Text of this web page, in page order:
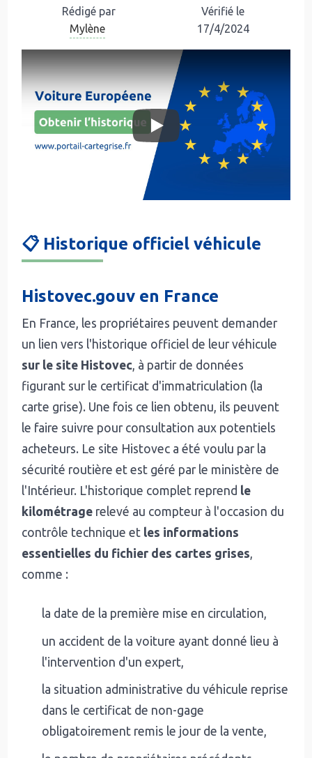
Rédigé par
Mylène
Vérifié le
17/4/2024
📋 Historique officiel véhicule
Histovec.gouv en France
En France, les propriétaires peuvent demander
un lien vers l'historique officiel de leur véhicule
sur le site Histovec, à partir de données
figurant sur le certificat d'immatriculation (la
carte grise). Une fois ce lien obtenu, ils peuvent
le faire suivre pour consultation aux potentiels
acheteurs. Le site Histovec a été voulu par la
sécurité routière et est géré par le ministère de
l'Intérieur. L'historique complet reprend le
kilométrage relevé au compteur à l'occasion du
contrôle technique et les informations
essentielles du fichier des cartes grises,
comme :
la date de la première mise en circulation,
un accident de la voiture ayant donné lieu à
l'intervention d'un expert,
la situation administrative du véhicule reprise
dans le certificat de non-gage
obligatoirement remis le jour de la vente,